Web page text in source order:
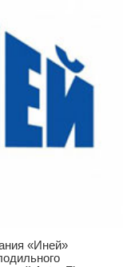
«Иней»